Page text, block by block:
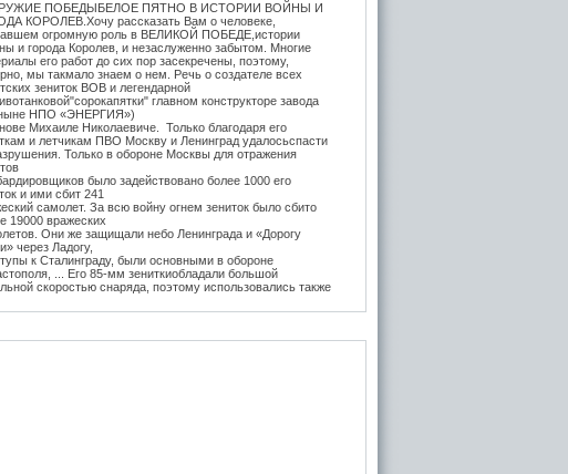
ПОБЕДЫБЕЛОЕ ПЯТНО В ИСТОРИИ ВОЙНЫ И
КОРОЛЕВ.Хочу рассказать Вам о человеке,
огромную роль в ВЕЛИКОЙ ПОБЕДЕ,истории
и города Королев, и незаслуженно забытом. Многие
его работ до сих пор засекречены, поэтому,
мы такмало знаем о нем. Речь о создателе всех
зениток ВОВ и легендарной
главном конструкторе завода
НПО «ЭНЕРГИЯ»)
Михаиле Николаевиче. Только благодаря его
и летчикам ПВО Москву и Ленинград удалосьспасти
Только в обороне Москвы для отражения
было задействовано более 1000 его
и ими сбит 241
самолет. За всю войну огнем зениток было сбито
19000 вражеских
Они же защищали небо Ленинграда и «Дорогу
через Ладогу,
к Сталинграду, были основными в обороне
... Его 85-мм зениткиобладали большой
скоростью снаряда, поэтому использовались также
на прямую наводку для борьбы с тяжёлыми
С 1943 года после Курской битвы и испытательных